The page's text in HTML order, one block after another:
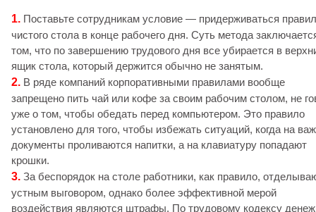
1. Поставьте сотрудникам условие — придерживаться
чистого стола в конце рабочего дня. Суть метода
том, что по завершению трудового дня все убирается в
ящик стола, который держится обычно не занятым.
2. В ряде компаний корпоративными правилами вообще
запрещено пить чай или кофе за своим рабочим столом, не
уже о том, чтобы обедать перед компьютером. Это правило
установлено для того, чтобы избежать ситуаций, когда на
документы проливаются напитки, а на клавиатуру попадают
крошки.
3. За беспорядок на столе работники, как правило,
устным выговором, однако более эффективной мерой
воздействия являются штрафы. По трудовому кодексу